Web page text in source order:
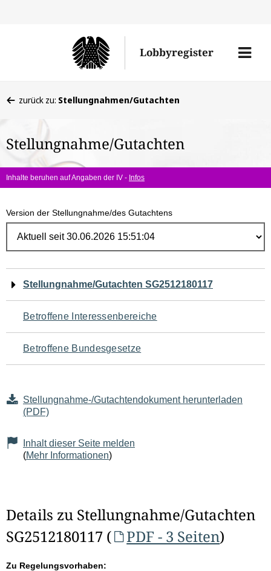
Lobbyregister
Menü
befinden
hier:
zurück zu: Stellungnahmen/Gutachten
Stellungnahme/Gutachten
Inhalte beruhen auf Angaben der IV - Infos
Version der Stellungnahme/des Gutachtens
Navigation
für
den
Seiteninhalt
Stellungnahme/Gutachten SG2512180117
Betroffene Interessenbereiche
Betroffene Bundesgesetze
Stellungnahme-/Gutachtendokument herunterladen
(PDF)
Inhalt dieser Seite melden
(Mehr Informationen)
Details zu Stellungnahme/Gutachten
SG2512180117 (
PDF - 3 Seiten)
Zu Regelungsvorhaben: